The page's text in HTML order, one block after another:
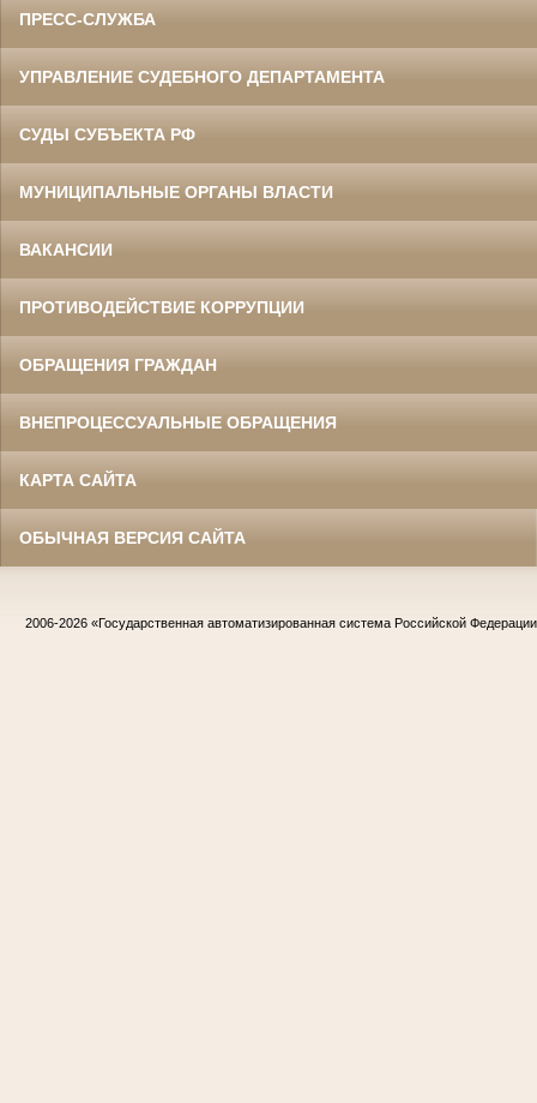
ПРЕСС-СЛУЖБА
УПРАВЛЕНИЕ СУДЕБНОГО ДЕПАРТАМЕНТА
СУДЫ СУБЪЕКТА РФ
МУНИЦИПАЛЬНЫЕ ОРГАНЫ ВЛАСТИ
ВАКАНСИИ
ПРОТИВОДЕЙСТВИЕ КОРРУПЦИИ
ОБРАЩЕНИЯ ГРАЖДАН
ВНЕПРОЦЕССУАЛЬНЫЕ ОБРАЩЕНИЯ
КАРТА САЙТА
ОБЫЧНАЯ ВЕРСИЯ САЙТА
2006-2026 «Государственная автоматизированная система Российской